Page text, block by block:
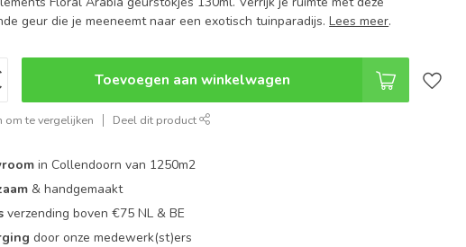
geur die je meeneemt naar een exotisch tuinparadijs.Lees meer.
Toevoegen aan winkelwagen
om te vergelijken Deel dit product
in Collendoorn van 1250m2
& handgemaakt
verzending boven €75 NL & BE
door onze medewerk(st)ers